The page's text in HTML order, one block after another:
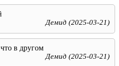
Демид (2025-03-21)
в другом
Демид (2025-03-21)